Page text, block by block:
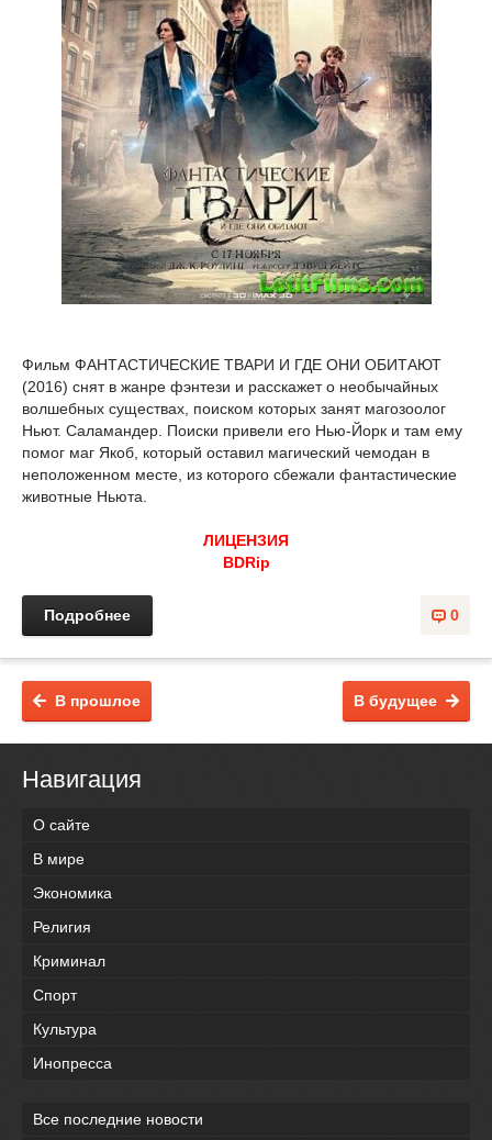
Фильм ФАНТАСТИЧЕСКИЕ ТВАРИ И ГДЕ ОНИ ОБИТАЮТ
(2016) снят в жанре фэнтези и расскажет о необычайных
волшебных существах, поиском которых занят магозоолог
Ньют. Саламандер. Поиски привели его Нью-Йорк и там ему
помог маг Якоб, который оставил магический чемодан в
неположенном месте, из которого сбежали фантастические
животные Ньюта.
ЛИЦЕНЗИЯ
BDRip
0
Подробнее
В будущее
В прошлое
Навигация
О сайте
В мире
Экономика
Религия
Криминал
Спорт
Культура
Инопресса
Все последние новости